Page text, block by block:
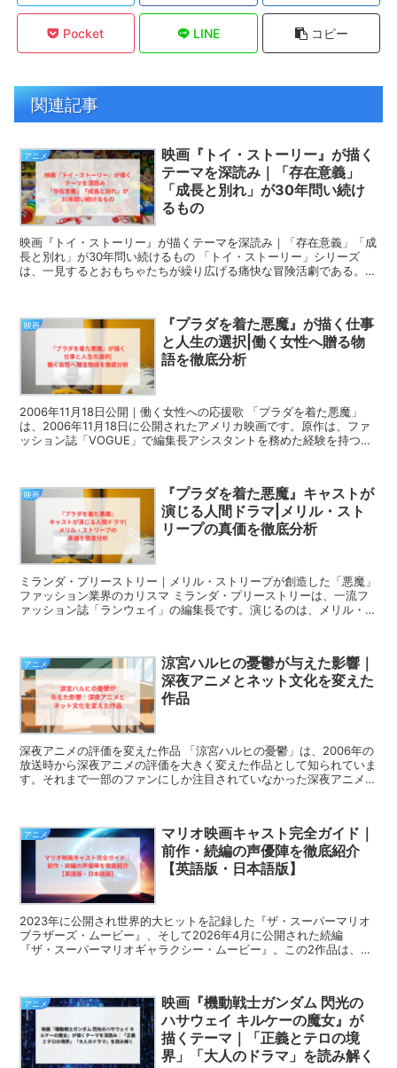
Pocket LINE コピー
関連記事
アニメ
映画『トイ・ストーリー』が描く
テーマを深読み｜「存在意義」
「成長と別れ」が30年問い続け
るもの
映画『トイ・ストーリー』が描くテーマを深読み｜「存在意義」「成
長と別れ」が30年問い続けるもの 「トイ・ストーリー」シリーズ
は、一見するとおもちゃたちが繰り広げる痛快な冒険活劇である。し
映画
『プラダを着た悪魔』が描く仕事
と人生の選択|働く女性へ贈る物
語を徹底分析
2006年11月18日公開｜働く女性への応援歌 「プラダを着た悪魔」
は、2006年11月18日に公開されたアメリカ映画です。原作は、ファ
ッション誌「VOGUE」で編集長アシスタントを務めた経験を持つロ
映画
『プラダを着た悪魔』キャストが
演じる人間ドラマ|メリル・スト
リープの真価を徹底分析
ミランダ・プリーストリー｜メリル・ストリープが創造した「悪魔」
ファッション業界のカリスマ ミランダ・プリーストリーは、一流フ
ァッション誌「ランウェイ」の編集長です。演じるのは、メリル・ス
アニメ
涼宮ハルヒの憂鬱が与えた影響｜
深夜アニメとネット文化を変えた
作品
深夜アニメの評価を変えた作品 「涼宮ハルヒの憂鬱」は、2006年の
放送時から深夜アニメの評価を大きく変えた作品として知られていま
す。それまで一部のファンにしか注目されていなかった深夜アニメ
アニメ
マリオ映画キャスト完全ガイド｜
前作・続編の声優陣を徹底紹介
【英語版・日本語版】
2023年に公開され世界的大ヒットを記録した『ザ・スーパーマリオ
ブラザーズ・ムービー』、そして2026年4月に公開された続編
『ザ・スーパーマリオギャラクシー・ムービー』。この2作品は、ニ
アニメ
映画『機動戦士ガンダム 閃光の
ハサウェイ キルケーの魔女』が
描くテーマ｜「正義とテロの境
界」「大人のドラマ」を読み解く